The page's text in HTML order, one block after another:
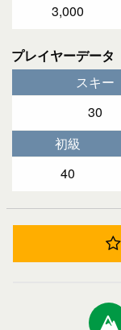
3,000
プレイヤーデータ
スキー
30
初級
40